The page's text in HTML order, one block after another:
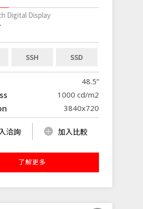
Digital Display
SSH SSD
48.5”
1000 cd/m2
3840x720
洽詢 加入比較
了解更多